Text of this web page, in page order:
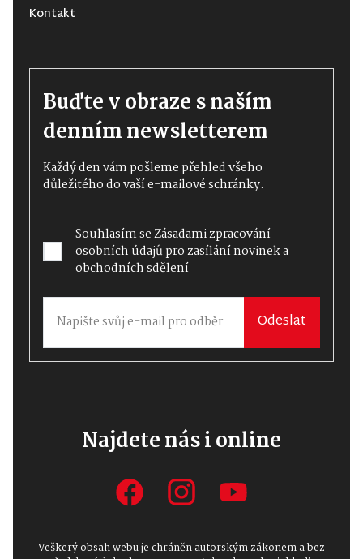
Kontakt
Buďte v obraze s naším
denním newsletterem
Každý den vám pošleme přehled všeho
důležitého do vaší e-mailové schránky.
Souhlasím seZásadami zpracování
osobních údajůpro zasílání novinek a
obchodních sdělení
Odeslat
Najdete nás i online
Veškerý obsah webu je chráněn autorským zákonem a bez